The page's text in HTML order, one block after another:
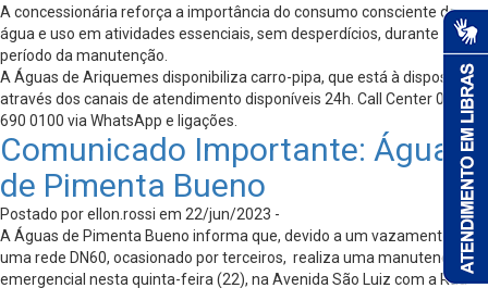
A concessionária reforça a importância do consumo consciente da
água e uso em atividades essenciais, sem desperdícios, durante o
período da manutenção.
A Águas de Ariquemes disponibiliza carro-pipa, que está à disposição
através dos canais de atendimento disponíveis 24h. Call Center 0800
690 0100 via WhatsApp e ligações.
Comunicado Importante: Águas
de Pimenta Bueno
Postado por ellon.rossi em 22/jun/2023 -
A Águas de Pimenta Bueno informa que, devido a um vazamento em
uma rede DN60, ocasionado por terceiros, realiza uma manutenção
emergencial nesta quinta-feira (22), na Avenida São Luiz com a Rua